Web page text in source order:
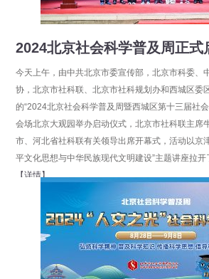
2024北京社会科学普及周正式
今天上午，由中共北京市委宣传部，北京市科委、
协，北京市社科联、北京市社科规划办和西城区委
的“2024北京社会科学普及周暨西城区第十三届社
会场北京大观园举办启动仪式，北京市社科联主席
市、河北省社科联有关领导出席开幕式，活动以京
平文化思想与中华民族现代文明建设”主题讲座拉开
【详情】
点击数：2854